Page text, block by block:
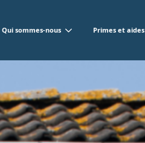
Qui sommes-nous Primes et aides